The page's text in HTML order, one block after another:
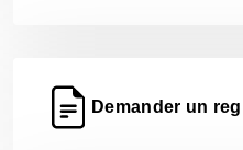
Demander un